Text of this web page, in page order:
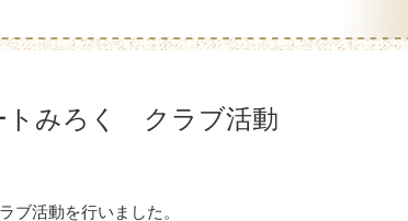
トみろく クラブ活動
ブ活動を行いました。